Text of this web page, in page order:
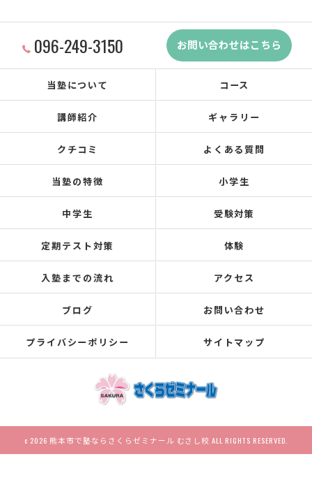
096-249-3150 お問い合わせはこちら
当塾について コース
講師紹介 ギャラリー
クチコミ よくある質問
当塾の特徴 小学生
中学生 受験対策
定期テスト対策 体験
入塾までの流れ アクセス
ブログ お問い合わせ
プライバシーポリシー サイトマップ
c 2026 熊本市で塾ならさくらゼミナール むさし校 ALL RIGHTS RESERVED.